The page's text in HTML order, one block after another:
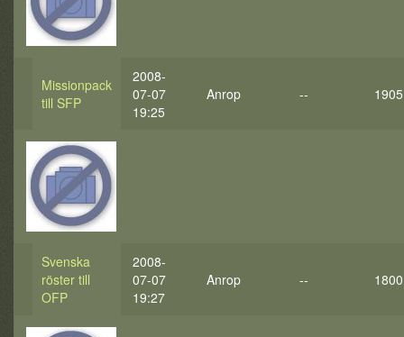
Missionpack
till SFP
2008-
07-07
19:25
Anrop -- 1905
Svenska
röster till
OFP
2008-
07-07
19:27
Anrop -- 1800